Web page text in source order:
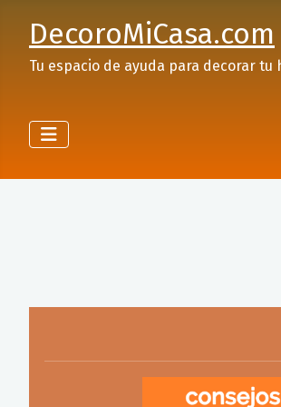
DecoroMiCasa.com
Tu espacio de ayuda para decorar tu